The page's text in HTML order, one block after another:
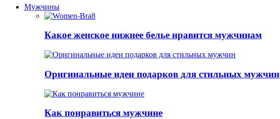
Мужчины
Какое женское нижнее белье нравится мужчинам
Оригинальные идеи подарков для стильных мужчин
Как понравиться мужчине